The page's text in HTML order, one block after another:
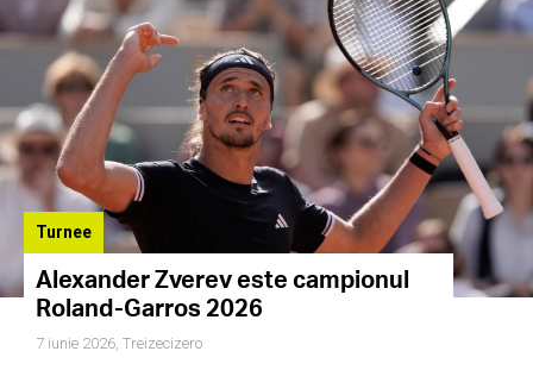
Turnee
Alexander Zverev este campionul
Roland-Garros 2026
7 iunie 2026, Treizecizero